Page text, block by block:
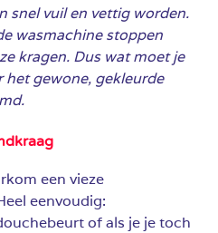
snel vuil en vettig worden.
wasmachine stoppen
kragen. Dus wat moet je
het gewone, gekleurde
een vieze
eenvoudig:
of als je je toch